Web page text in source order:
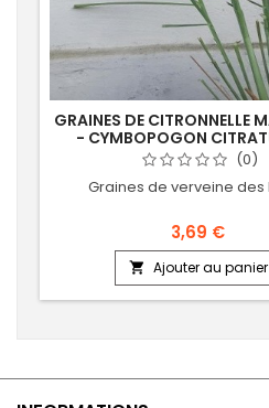
GRAINES DE CITRONNELLE
- CYMBOPOGON
SEMENCES)(0)
Graines de verveine des
3,69 €
 Ajouter au panier